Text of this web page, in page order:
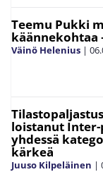
Teemu Pukki
käännekohtaa
Väinö Helenius |
loistanut
yhdessä
kärkeä
Juuso Kilpeläinen |